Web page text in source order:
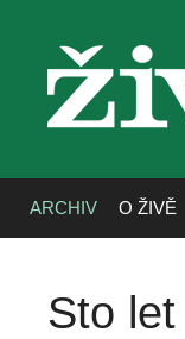
ARCHIV O ŽIVĚ
Sto